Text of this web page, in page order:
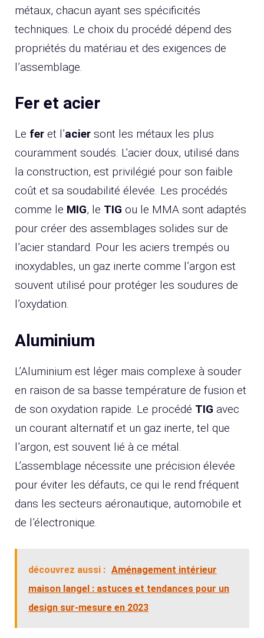
métaux, chacun ayant ses spécificités
techniques. Le choix du procédé dépend des
propriétés du matériau et des exigences de
l’assemblage.
Fer et acier
Le fer et l’acier sont les métaux les plus
couramment soudés. L’acier doux, utilisé dans
la construction, est privilégié pour son faible
coût et sa soudabilité élevée. Les procédés
comme le MIG, le TIG ou le MMA sont adaptés
pour créer des assemblages solides sur de
l’acier standard. Pour les aciers trempés ou
inoxydables, un gaz inerte comme l’argon est
souvent utilisé pour protéger les soudures de
l’oxydation.
Aluminium
L’Aluminium est léger mais complexe à souder
en raison de sa basse température de fusion et
de son oxydation rapide. Le procédé TIG avec
un courant alternatif et un gaz inerte, tel que
l’argon, est souvent lié à ce métal.
L’assemblage nécessite une précision élevée
pour éviter les défauts, ce qui le rend fréquent
dans les secteurs aéronautique, automobile et
de l’électronique.
découvrez aussi : Aménagement intérieur
maison langel : astuces et tendances pour un
design sur-mesure en 2023